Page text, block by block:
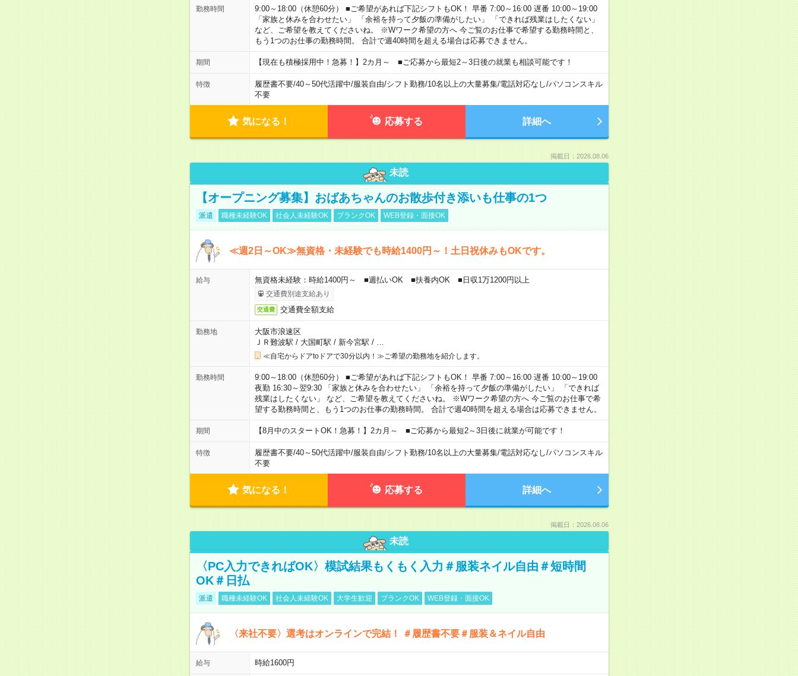
勤務時間
9:00～18:00（休憩60分） ■ご希望があれば下記シフトもOK！ 早番 7:00～16:00 遅番 10:00～19:00
「家族と休みを合わせたい」 「余裕を持って夕飯の準備がしたい」 「できれば残業はしたくない」
など、ご希望を教えてくださいね。 ※Wワーク希望の方へ 今ご覧のお仕事で希望する勤務時間と、
もう1つのお仕事の勤務時間。 合計で週40時間を超える場合は応募できません。
期間 【現在も積極採用中！急募！】2カ月～ ■ご応募から最短2～3日後の就業も相談可能です！
特徴 履歴書不要/40～50代活躍中/服装自由/シフト勤務/10名以上の大量募集/電話対応なし/パソコンスキル
不要
気になる！ 応募する 詳細へ
掲載日：2026.08.06
未読
【オープニング募集】おばあちゃんのお散歩付き添いも仕事の1つ
派遣 職種未経験OK 社会人未経験OK ブランクOK WEB登録・面接OK
≪週2日～OK≫無資格・未経験でも時給1400円～！土日祝休みもOKです。
給与 無資格未経験：時給1400円～ ■週払いOK ■扶養内OK ■日収1万1200円以上
交通費別途支給あり
交通費 交通費全額支給
勤務地
大阪市浪速区
ＪＲ難波駅 / 大国町駅 / 新今宮駅 /
≪自宅からドアtoドアで30分以内！≫ご希望の勤務地を紹介します。
勤務時間
9:00～18:00（休憩60分） ■ご希望があれば下記シフトもOK！ 早番 7:00～16:00 遅番 10:00～19:00
夜勤 16:30～翌9:30 「家族と休みを合わせたい」 「余裕を持って夕飯の準備がしたい」 「できれば
残業はしたくない」 など、ご希望を教えてくださいね。 ※Wワーク希望の方へ 今ご覧のお仕事で希
望する勤務時間と、もう1つのお仕事の勤務時間。 合計で週40時間を超える場合は応募できません。
期間 【8月中のスタートOK！急募！】2カ月～ ■ご応募から最短2～3日後に就業が可能です！
特徴 履歴書不要/40～50代活躍中/服装自由/シフト勤務/10名以上の大量募集/電話対応なし/パソコンスキル
不要
気になる！ 応募する 詳細へ
掲載日：2026.08.06
未読
〈PC入力できればOK〉模試結果もくもく入力＃服装ネイル自由＃短時間
OK＃日払
派遣 職種未経験OK 社会人未経験OK 大学生歓迎 ブランクOK WEB登録・面接OK
〈来社不要〉選考はオンラインで完結！ ＃履歴書不要＃服装＆ネイル自由
給与 時給1600円